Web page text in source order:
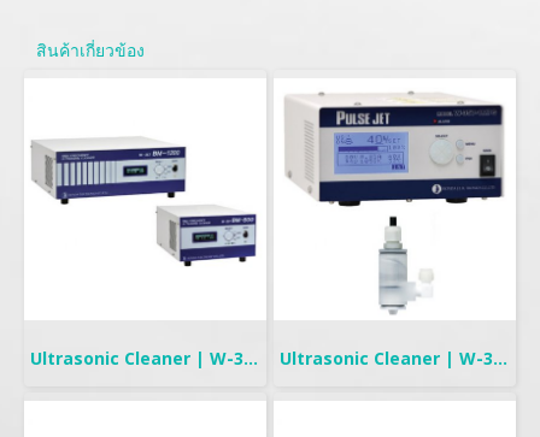
สินค้าเกี่ยวข้อง
Ultrasonic Cleaner | W-357BM High frequency, Separate type batch cleaner Ultrasonic Cleaner | W-357 High frequency, Nozzle type cleaner